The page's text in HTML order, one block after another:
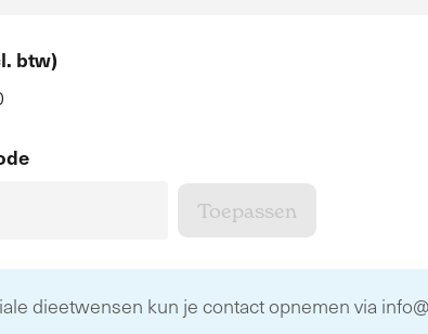
btw)
dieetwensen kun je contact opnemen via